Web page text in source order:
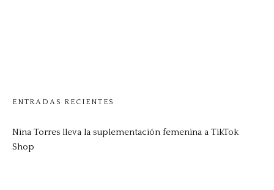
ENTRADAS RECIENTES
Nina Torres lleva la suplementación femenina a TikTok
Shop